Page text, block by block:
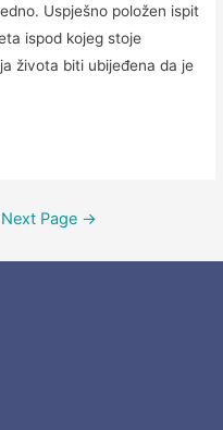
Uspješno položen ispit
ispod kojeg stoje
života biti ubijeđena da je
Next Page →